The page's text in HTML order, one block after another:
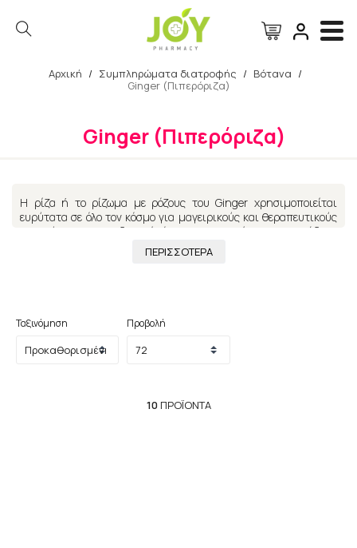
Αναζήτηση
Αρχική / Συμπληρώματα διατροφής / Βότανα /
Ginger (Πιπερόριζα)
Ginger (Πιπερόριζα)
Η ρίζα ή το ρίζωμα με ρόζους του Ginger χρησιμοποιείται
ευρύτατα σε όλο τον κόσμο για μαγειρικούς και θεραπευτικούς
σκοπούς. Έχει αποδειχθεί ότι το Ginger έχει αναφυσώδεις,
εφιδρωτικές και αντισπασμωδικές ιδιότητες. Χρησιμοποιείται
για τη θεραπεία πολυάριθμων παθολογικών καταστάσεων, από
αποδειχθεί ότι οι ενώσεις καψαϊκίνης και shogaol, που
περιέχονται στο Ginger, μειώνουν την αρτηριακή πίεση.
ΠΕΡΙΣΣΟΤΕΡΑ
Ταξινόμηση Προβολή
10ΠΡΟΪΌΝΤΑ